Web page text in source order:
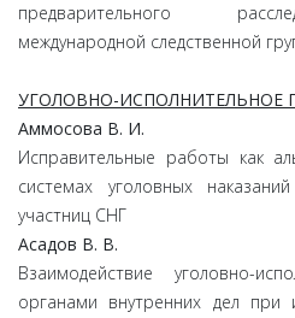
предварительного
международной следственной
УГОЛОВНО-ИСПОЛНИТЕЛЬНОЕ
Аммосова В. И.
Исправительные работы как
системах уголовных
участниц СНГ
Асадов В. В.
Взаимодействие уголовно-
органами внутренних дел при